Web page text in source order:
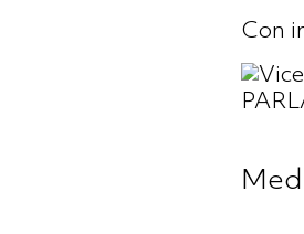
Con